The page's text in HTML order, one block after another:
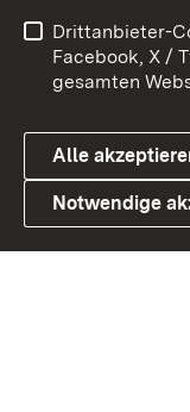
Link zum
Barrierefreiheit
Cookies
Drittanbieter-
Facebook, X /
gesamten
Alle
Notwendige